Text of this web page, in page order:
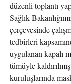
düzenli toplantı
Sağlık
çerçevesinde
tedbirleri
uygulanan kapalı
tümüyle
kuruluşlarında